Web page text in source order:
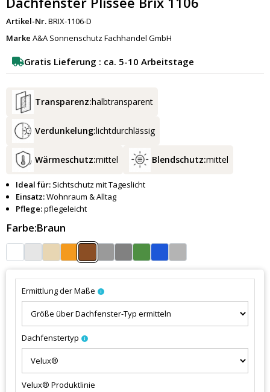
Artikel-Nr.BRIX-1106-D
Marke A&A Sonnenschutz Fachhandel GmbH
Gratis Lieferung : ca. 5-10 Arbeitstage
Transparenz:halbtransparent
Verdunkelung:lichtdurchlässig
Wärmeschutz:mittel Blendschutz:mittel
Ideal für: Sichtschutz mit Tageslicht
Einsatz:Wohnraum & Alltag
Pflege:pflegeleicht
Farbe:Braun
Ermittlung der Maße info
Dachfenstertyp info
Velux® Produktlinie